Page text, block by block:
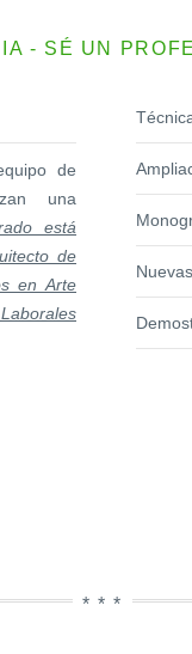
- SÉ UN
de
una
está
de
en Arte